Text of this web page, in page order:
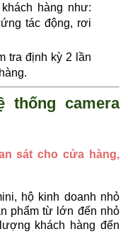
hàng như:
tác động, rơi
tra định kỳ 2 lần
thống camera
sát cho cửa hàng,
hộ kinh doanh nhỏ
phẩm từ lớn đến nhỏ
khách hàng đến